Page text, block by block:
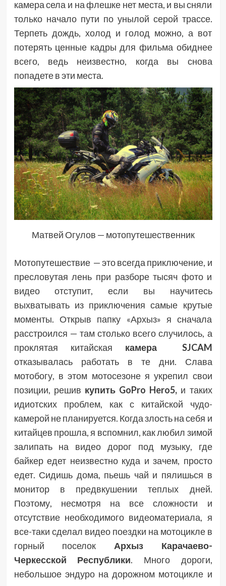
камера села и на флешке нет места, и вы сняли
только начало пути по унылой серой трассе.
Терпеть дождь, холод и голод можно, а вот
потерять ценные кадры для фильма обиднее
всего, ведь неизвестно, когда вы снова
попадете в эти места.
Матвей Огулов — мотопутешественник
Мотопутешествие — это всегда приключение, и
пресловутая лень при разборе тысяч фото и
видео отступит, если вы научитесь
выхватывать из приключения самые крутые
моменты. Открыв папку «Архыз» я сначала
расстроился — там столько всего случилось, а
проклятая китайская камера
SJCAM
отказывалась работать в те дни. Слава
мотобогу, в этом мотосезоне я укрепил свои
позиции, решив купить GoPro Hero5, и таких
идиотских проблем, как с китайской чудо-
камерой не планируется. Когда злость на себя и
китайцев прошла, я вспомнил, как любил зимой
залипать на видео дорог под музыку, где
байкер едет неизвестно куда и зачем, просто
едет. Сидишь дома, пьешь чай и пялишься в
монитор в предвкушении теплых дней.
Поэтому, несмотря на все сложности и
отсутствие необходимого видеоматериала, я
все-таки сделал видео поездки на мотоцикле в
горный поселок Архыз Карачаево-
Черкесской Республики. Много дороги,
небольшое эндуро на дорожном мотоцикле и